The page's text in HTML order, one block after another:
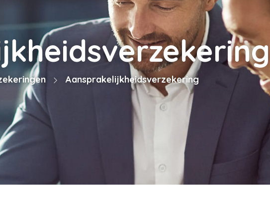
Aansprakelijkheidsverzekering